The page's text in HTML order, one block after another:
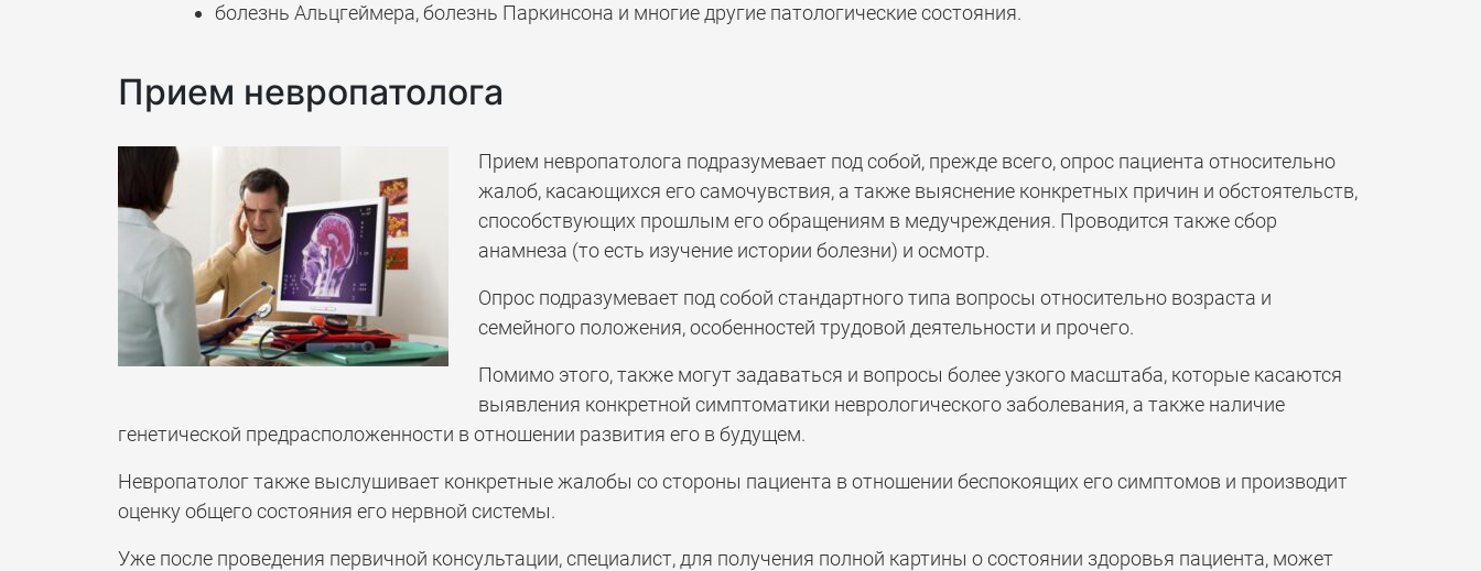
болезнь Альцгеймера, болезнь Паркинсона и многие другие патологические состояния.
Прием невропатолога
Прием невропатолога подразумевает под собой, прежде всего, опрос пациента относительно
жалоб, касающихся его самочувствия, а также выяснение конкретных причин и обстоятельств,
способствующих прошлым его обращениям в медучреждения. Проводится также сбор
анамнеза (то есть изучение истории болезни) и осмотр.
Опрос подразумевает под собой стандартного типа вопросы относительно возраста и
семейного положения, особенностей трудовой деятельности и прочего.
Помимо этого, также могут задаваться и вопросы более узкого масштаба, которые касаются
выявления конкретной симптоматики неврологического заболевания, а также наличие
генетической предрасположенности в отношении развития его в будущем.
Невропатолог также выслушивает конкретные жалобы со стороны пациента в отношении беспокоящих его симптомов и производит
оценку общего состояния его нервной системы.
Уже после проведения первичной консультации, специалист, для получения полной картины о состоянии здоровья пациента, может